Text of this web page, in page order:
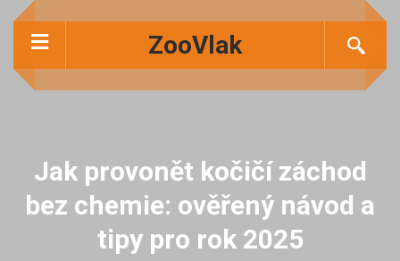
ZooVlak
Jak provonět kočičí záchod
bez chemie: ověřený návod a
tipy pro rok 2025